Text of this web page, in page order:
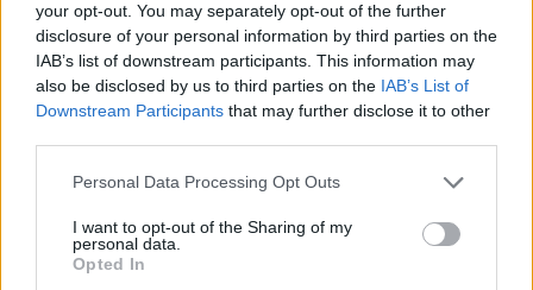
your opt-out. You may separately opt-out of the further
disclosure of your personal information by third parties on the
IAB’s list of downstream participants. This information may
also be disclosed by us to third parties on the IAB’s List of
Downstream Participants that may further disclose it to other
Please note that this website/app uses one or more Google
not limited to your visit or usage behaviour. You may click to
grant or deny consent to Google and its third-party tags to
use your data for below specified purposes in below Google
Personal Data Processing Opt Outs
I want to opt-out of the Sharing of my
personal data.
Opted In
Ένα ακόμα θύμα τους, μιλώντας στο Live News,
είπε πως ωςαντίποιναόταν τους έκανε
παρατήρησηγια τοχωράφιτου, η συμμορία του
έκαψε τοαυτοκίνητότου.
επειδή δεν τους θέλαμε τώρα, όλοι οι συγγενείς,
με όλα αυτά που κάνανε και πηγαίναμε κατά τον